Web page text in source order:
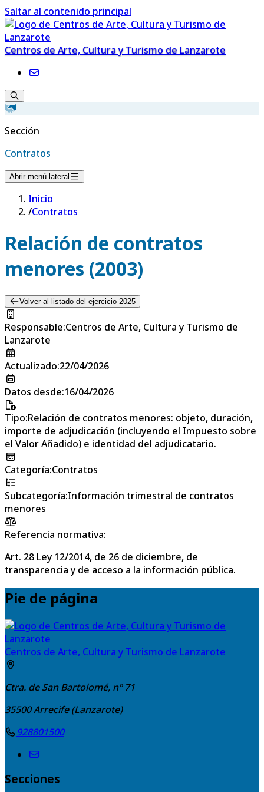
Saltar al contenido principal
Centros de Arte, Cultura y Turismo de Lanzarote
Sección
Contratos
Abrir menú lateral
Inicio
/Contratos
Relación de contratos
menores (2003)
Volver al listado del ejercicio 2025
Responsable:Centros de Arte, Cultura y Turismo de
Lanzarote
Actualizado:22/04/2026
Datos desde:16/04/2026
Tipo:Relación de contratos menores: objeto, duración,
importe de adjudicación (incluyendo el Impuesto sobre
el Valor Añadido) e identidad del adjudicatario.
Categoría:Contratos
Subcategoría:Información trimestral de contratos
menores
Referencia normativa:
Art. 28 Ley 12/2014, de 26 de diciembre, de
transparencia y de acceso a la información pública.
Pie de página
Centros de Arte, Cultura y Turismo de Lanzarote
Ctra. de San Bartolomé, nº 71
35500Arrecife (Lanzarote)
928801500
Secciones